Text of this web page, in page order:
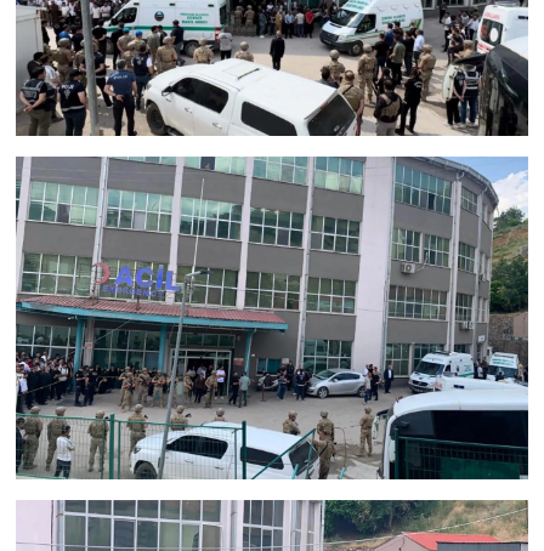
ONE EKONOMİ
POLİTİKA
Resmi İlanlar
RÖPORTAJ
SAĞLIK
Seri İlan
Sinema - TV
SİYASET
SPOR